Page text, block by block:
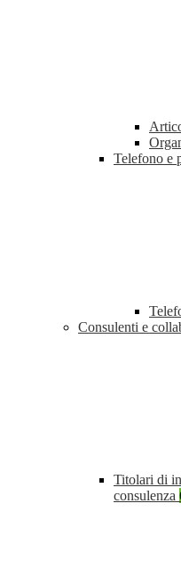
Telefono e
Consulenti e
Titolari di
consulenza